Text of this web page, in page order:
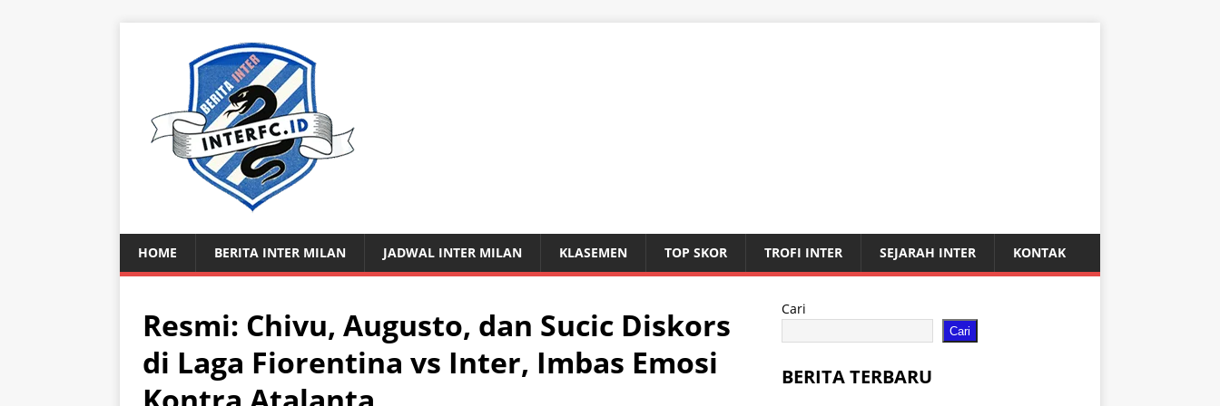
HOME BERITA INTER MILAN JADWAL INTER MILAN KLASEMEN TOP SKOR TROFI INTER SEJARAH INTER KONTAK
Resmi: Chivu, Augusto, dan Sucic Diskors
di Laga Fiorentina vs Inter, Imbas Emosi
Cari
Cari
BERITA TERBARU